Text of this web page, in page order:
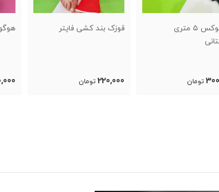
قوزک بند کشی فایتر
220,000 تومان
هوگو ووشو ساندا
1,000,000